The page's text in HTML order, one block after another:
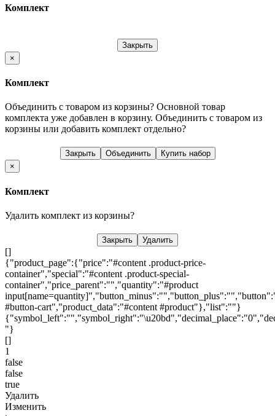
Комплект
Закрыть
×
Комплект
Объединить с товаром из корзины? Основной товар
комплекта уже добавлен в корзину. Объединить с товаром из
корзины или добавить комплект отдельно?
Закрыть Объединить
Купить набор
×
Комплект
Удалить комплект из корзины?
Закрыть Удалить
[]
{"product_page":{"price":"#content .product-price-
container","special":"#content .product-special-
container","price_parent":"","quantity":"#product
#button-cart","product_data":"#content #product"},"list":""}
"}
[]
1
false
false
true
Удалить
Изменить